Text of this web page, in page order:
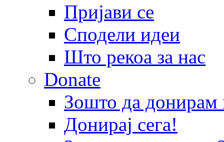
Пријави се
Сподели идеи
Што рекоа за нас
Donate
Зошто да
Донирај сега!